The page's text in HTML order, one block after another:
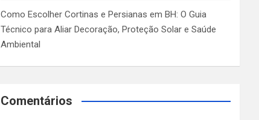
Como Escolher Cortinas e Persianas em BH: O Guia
Técnico para Aliar Decoração, Proteção Solar e Saúde
Ambiental
Comentários